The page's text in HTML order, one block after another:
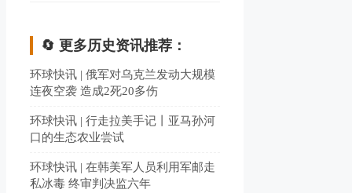
🔄 更多历史资讯推荐：
环球快讯 | 俄军对乌克兰发动大规模
连夜空袭 造成2死20多伤
环球快讯 | 行走拉美手记丨亚马孙河
口的生态农业尝试
环球快讯 | 在韩美军人员利用军邮走
私冰毒 终审判决监六年